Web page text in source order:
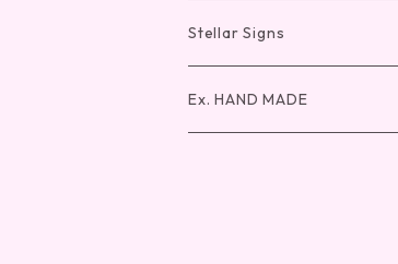
リング
ピアス・イヤリング
バングル
ペンダント
ピアス・イヤリング
リング
ペンダント
Stellar Signs
リング
Ex. HAND MADE